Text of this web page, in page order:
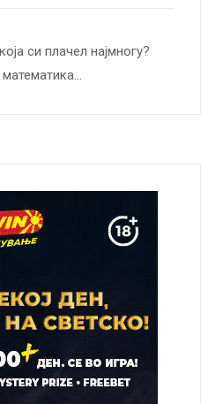
си плачел најмногу?